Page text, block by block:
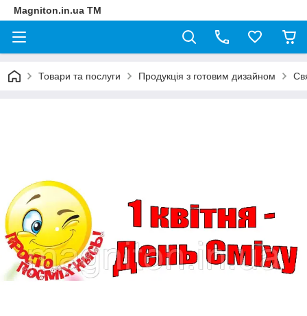
Magniton.in.ua ТМ
Товари та послуги Продукція з готовим дизайном